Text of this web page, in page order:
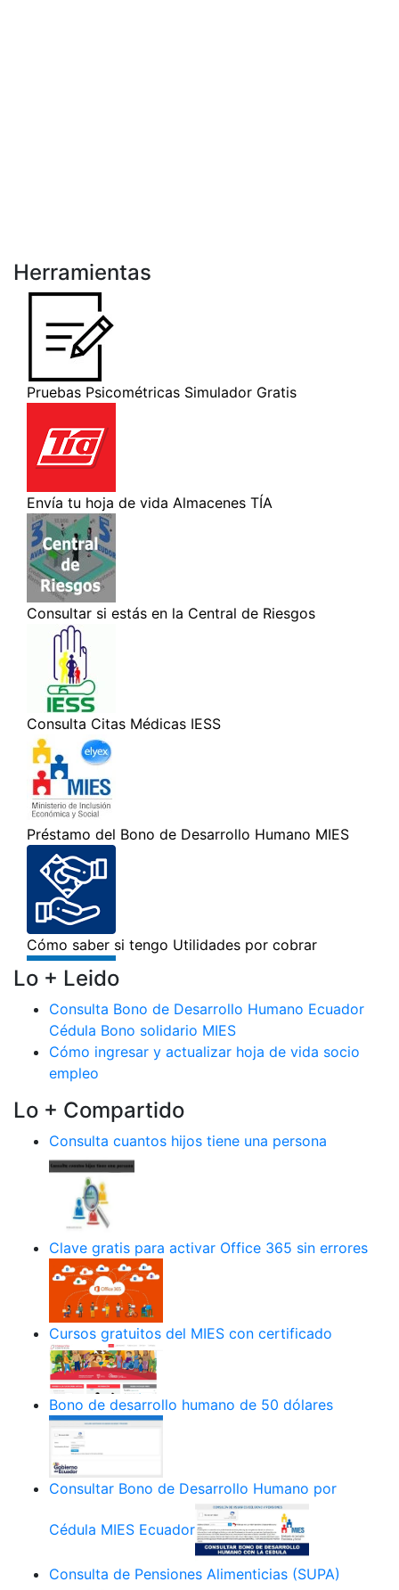
Herramientas
Lo + Leido
Consulta Bono de Desarrollo Humano Ecuador
Cédula Bono solidario MIES
Cómo ingresar y actualizar hoja de vida socio
empleo
Lo + Compartido
Consulta cuantos hijos tiene una persona
Clave gratis para activar Office 365 sin errores
Cursos gratuitos del MIES con certificado
Bono de desarrollo humano de 50 dólares
Consultar Bono de Desarrollo Humano por
Cédula MIES Ecuador
Consulta de Pensiones Alimenticias (SUPA)